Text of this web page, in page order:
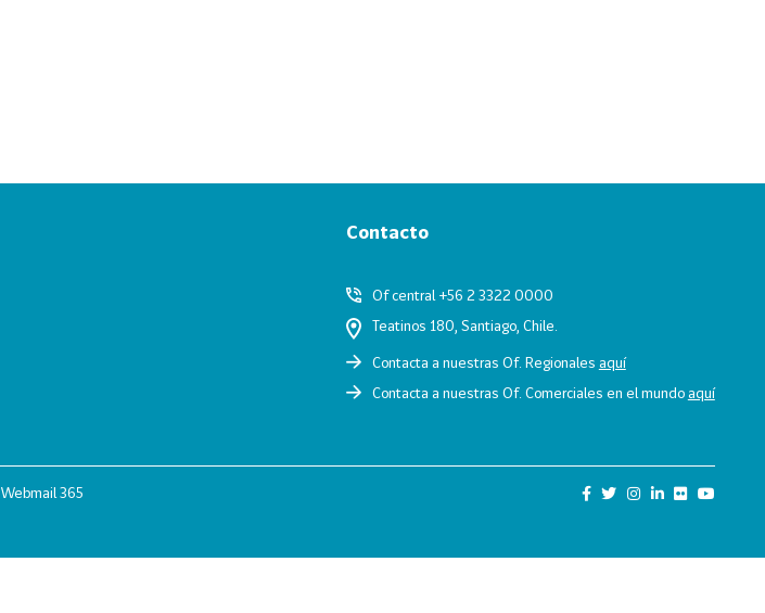
Contacto
Of central +56 2 3322 0000
Teatinos 180, Santiago, Chile.
Contacta a nuestras Of. Regionales aquí
Contacta a nuestras Of. Comerciales en el mundoaquí
Webmail 365